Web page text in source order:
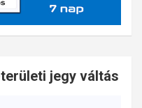
területi jegy váltás